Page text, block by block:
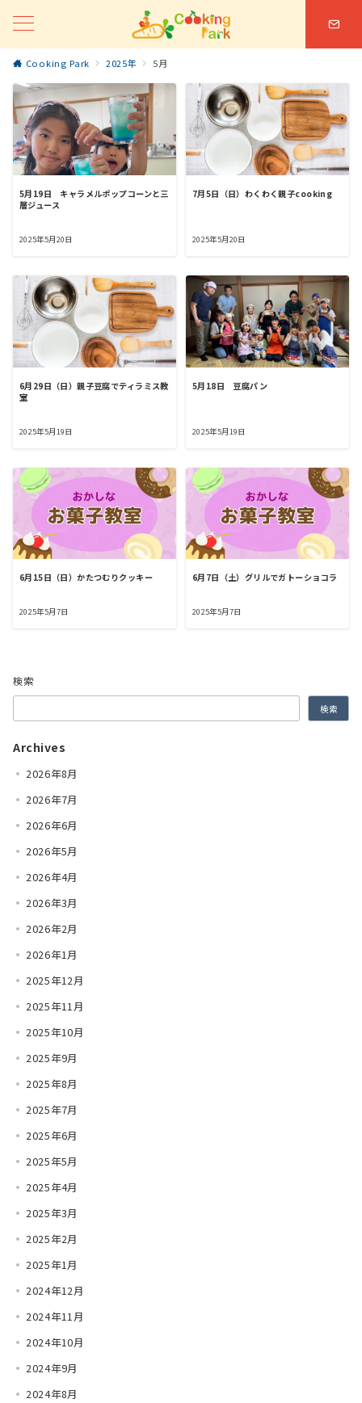
Cooking Park 2025年 5月
5月19日 キャラメルポップコーンと三
層ジュース
2025年5月20日
7月5日（日）わくわく親子cooking
2025年5月20日
6月29日（日）親子豆腐でティラミス教
室
2025年5月19日
5月18日 豆腐パン
2025年5月19日
6月15日（日）かたつむりクッキー
2025年5月7日
6月7日（土）グリルでガトーショコラ
2025年5月7日
検索
検索
Archives
2026年8月
2026年7月
2026年6月
2026年5月
2026年4月
2026年3月
2026年2月
2026年1月
2025年12月
2025年11月
2025年10月
2025年9月
2025年8月
2025年7月
2025年6月
2025年5月
2025年4月
2025年3月
2025年2月
2025年1月
2024年12月
2024年11月
2024年10月
2024年9月
2024年8月